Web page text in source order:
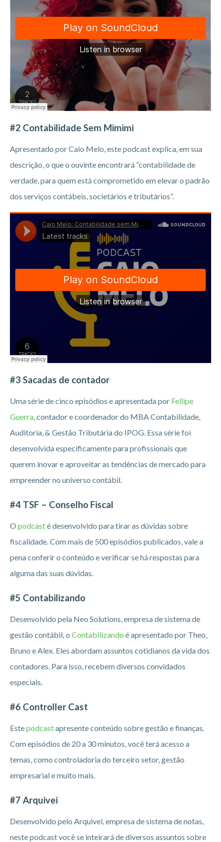
#2 Contabilidade Sem Mimimi
Apresentado por Caio Melo, este podcast explica, em sua
descrição, o que o ouvinte encontrará “contabilidade de
verdade, para quem está comprometido em elevar o padrão
dos serviços contábeis, societários e tributários”.
#3 Sacadas de contador
Uma série de cinco episódios e apresentada por Fellipe
Guerra, contador e coordenador do MBA Contabilidade,
Auditoria, & Gestão Tributária do IPOG. Essa série foi
desenvolvida especificamente para profissionais que
querem inovar e aproveitar as tendências de mercado para
empreender no universo contábil.
#4 TSF – Conselho Fiscal
O podcasté desenvolvido para tirar as dúvidas sobre
fiscalidade. Com mais de 500 episódios publicados, vale a
pena conferir o conteúdo e verificar se há respostas para
alguma das suas dúvidas.
#5 Contabilizando
Desenvolvido pela Neo Solutions, empresa de sistema de
gestão contábil, o Contabilizando é apresentado por Theo,
Bruno e Alex. Eles abordam assuntos cotidianos da vida dos
contadores. Para isso, recebem diversos convidados
especiais.
#6 Controller Cast
Estepodcastapresente conteúdo sobre gestão e finanças.
Com episódios de 20 a 30 minutos, você terá acesso a
temas, como controladoria do terceiro setor, gestão
empresarial e muito mais.
#7 Arquivei
Desenvolvido pelo Arquivei, empresa de sistema de notas,
neste podcast você se inteirará de diversos assuntos sobre